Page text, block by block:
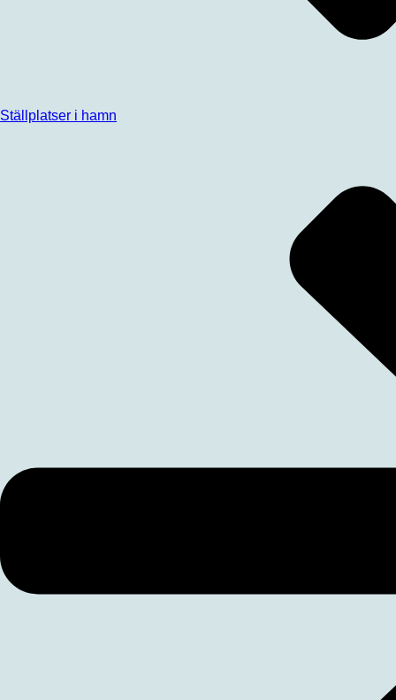
Ställplatser i hamn